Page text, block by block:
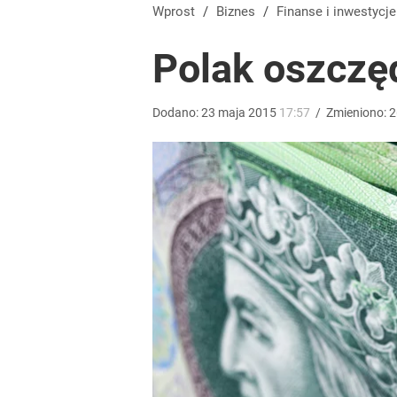
Na taki komunikat kierowcy czekali od dawna.
„Nie chodzi o zemstę”. Mocny apel w sprawie
Kontrole studni przyspieszają. Za pobór wody
Wprost / Biznes / Finanse i inwestycje
Polak
Dodano:23 maja 2015 17:57 / Zmieniono: